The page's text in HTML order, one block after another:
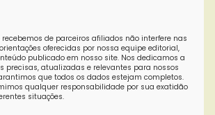
de parceiros afiliados não interfere nas
oferecidas por nossa equipe editorial,
publicado em nosso site. Nos dedicamos a
precisas, atualizadas e relevantes para nossos
que todos os dados estejam completos.
qualquer responsabilidade por sua exatidão
situações.